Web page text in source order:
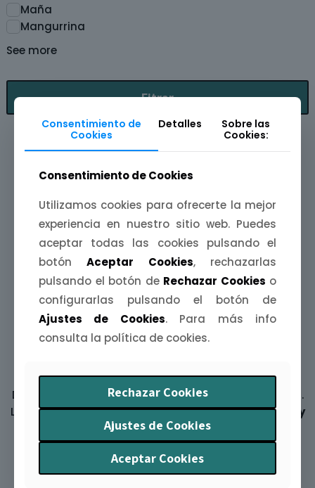
Maña
Mangurrina
See more
Fitrar
Otras categorías de productos
que te pueden interesar:
Láminas ilustradas
Decora tus paredes con unamijina de Extremadura .
Láminas A4, A5 y A6 inspiradas enpaisajes, fiestas y
leyendasde nuestra tierra.
Consentimiento de
Cookies
Detalles
Sobre las
Cookies:
Consentimiento de Cookies
Utilizamos cookies para ofrecerte la mejor
experiencia en nuestro sitio web. Puedes
aceptar todas las cookies pulsando el
botónAceptar Cookies, rechazarlas
pulsando el botón de Rechazar Cookies o
configurarlas pulsando el botón de
Ajustes de Cookies. Para más info
consulta la política de cookies.
Rechazar Cookies
Ajustes de Cookies
Aceptar Cookies